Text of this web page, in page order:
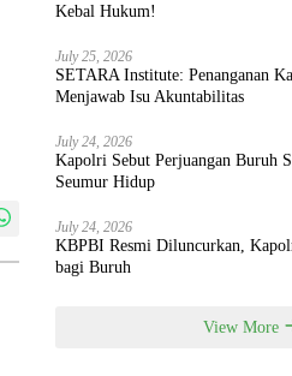
Kebal Hukum!
July 25, 2026
SETARA Institute: Penanganan
Menjawab Isu Akuntabilitas
July 24, 2026
Kapolri Sebut Perjuangan Buruh
Seumur Hidup
July 24, 2026
KBPBI Resmi Diluncurkan,
bagi Buruh
View More